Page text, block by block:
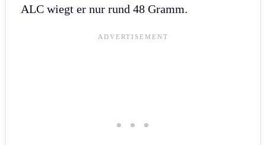
ALC wiegt er nur rund 48 Gramm.